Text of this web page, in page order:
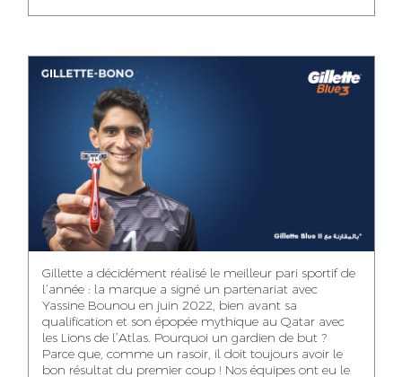
MEHDI ZERRAD
MANAGER
CHAIMAA
DIGITAL MANAGER
IDMOUSSA SAFAA
PUBLIC RELATIONS
CONSULTANT
NOUHAILA DIKER
IMANE LACHGUER
EXECUTIVE
DOUNIA SADOUK
ACCOUNTANT
OUSSAMA
BENHAMOU
GRAPHIC
DESIGNER
Gillette a décidément réalisé le meilleur pari sportif de
l’année : la marque a signé un partenariat avec
Yassine Bounou en juin 2022, bien avant sa
qualification et son épopée mythique au Qatar avec
les Lions de l’Atlas. Pourquoi un gardien de but ?
Parce que, comme un rasoir, il doit toujours avoir le
bon résultat du premier coup ! Nos équipes ont eu le